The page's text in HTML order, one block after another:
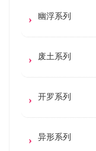
幽浮系列
废土系列
开罗系列
异形系列